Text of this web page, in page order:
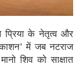
प्रिया के नेतृत्व और
में जब नटराज
शिव को साक्षात